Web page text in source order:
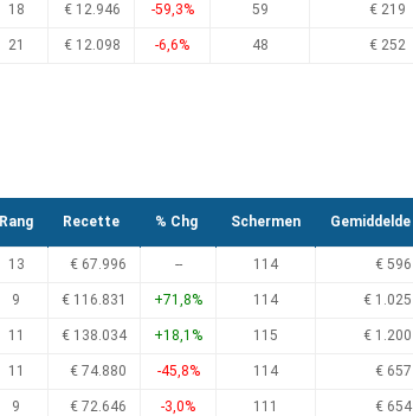
18 € 12.946 -59,3% 59 € 219
21 € 12.098 -6,6% 48 € 252
Rang Recette % Chg Schermen Gemiddelde
13 € 67.996 -- 114 € 596
9 € 116.831 +71,8% 114 € 1.025
11 € 138.034 +18,1% 115 € 1.200
11 € 74.880 -45,8% 114 € 657
9 € 72.646 -3,0% 111 € 654